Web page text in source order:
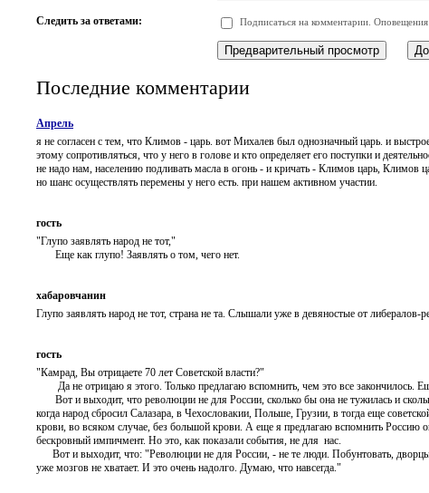
-
-
-
-
Следить за ответами: Подписаться на комментарии.
Последние комментарии
Апрель
я не согласен с тем, что Климов - царь. вот Михалев был однозначный царь. и
этому сопротивляться, что у него в голове и кто определяет его поступки и
не надо нам, населению подливать масла в огонь - и кричать - Климов царь,
но шанс осуществлять перемены у него есть. при нашем активном участии.
гость
"Глупо заявлять народ не тот,"
Еще как глупо! Заявлять о том, чего нет.
хабаровчанин
Глупо заявлять народ не тот, страна не та. Слышали уже в девяностые от либералов-
гость
"Камрад, Вы отрицаете 70 лет Советской власти?"
Да не отрицаю я этого. Только предлагаю вспомнить, чем это все закончилось.
Вот и выходит, что революции не для России, сколько бы она не тужилась и
когда народ сбросил Салазара, в Чехословакии, Польше, Грузии, в тогда еще
крови, во всяком случае, без большой крови. А еще я предлагаю вспомнить Россию
бескровный импичмент. Но это, как показали события, не для нас.
Вот и выходит, что: "Революции не для России, - не те люди. Побунтовать, дворцы
уже мозгов не хватает. И это очень надолго. Думаю, что навсегда."